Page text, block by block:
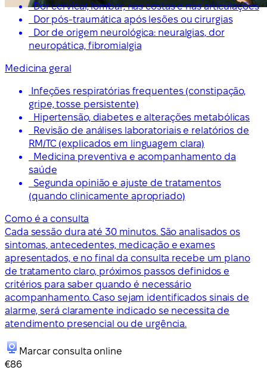
Dor cervical, lombar, nas costas e nas articulações
Dor pós-traumática após lesões ou cirurgias
Dor de origem neurológica: neuralgias, dor
neuropática, fibromialgia
Medicina geral
Infeções respiratórias frequentes (constipação,
gripe, tosse persistente)
Hipertensão, diabetes e alterações metabólicas
Revisão de análises laboratoriais e relatórios de
RM/TC (explicados em linguagem clara)
Medicina preventiva e acompanhamento da
saúde
Segunda opinião e ajuste de tratamentos
(quando clinicamente apropriado)
Como é a consulta
Cada sessão dura até 30 minutos. São analisados os
sintomas, antecedentes, medicação e exames
apresentados, e no final da consulta recebe um plano
de tratamento claro, próximos passos definidos e
critérios para saber quando é necessário
acompanhamento. Caso sejam identificados sinais de
alarme, será claramente indicado se necessita de
atendimento presencial ou de urgência.
Marcar consulta online
€86